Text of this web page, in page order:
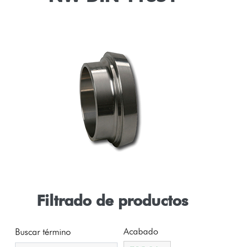
Filtrado de productos
Buscar término Acabado